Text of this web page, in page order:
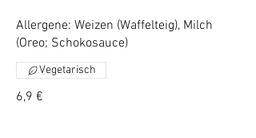
Allergene: Weizen (Waffelteig), Milch
(Oreo; Schokosauce)
6,9 €
Vegetarisch